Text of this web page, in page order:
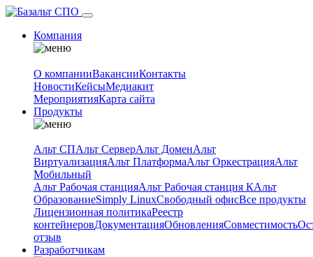
Компания
О компанииВакансииКонтакты
НовостиКейсыМедиакит
МероприятияКарта сайта
Продукты
Альт СПАльт СерверАльт ДоменАльт
ВиртуализацияАльт ПлатформаАльт ОркестрацияАльт
Мобильный
Альт Рабочая станцияАльт Рабочая станция КАльт
ОбразованиеSimply LinuxСвободный офисВсе продукты
Лицензионная политикаРеестр
контейнеровДокументацияОбновленияСовместимость
отзыв
Разработчикам